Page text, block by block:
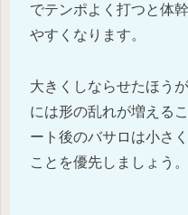
でテンポよく打つと体
やすくなります。
大きくしならせたほう
には形の乱れが増える
ート後のバサロは小さ
ことを優先しましょう。